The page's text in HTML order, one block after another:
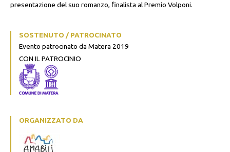
presentazione del suo romanzo, finalista al Premio Volponi.
SOSTENUTO / PATROCINATO
Evento patrocinato da Matera 2019
CON IL PATROCINIO
ORGANIZZATO DA